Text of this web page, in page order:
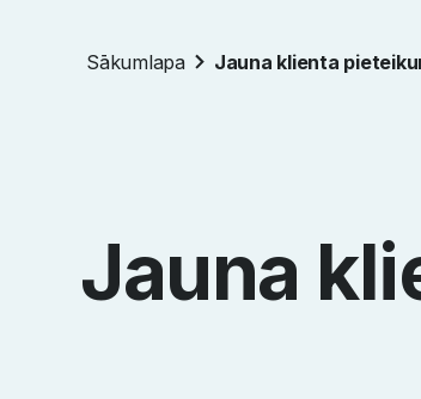
Sākumlapa Jauna klienta
Jauna